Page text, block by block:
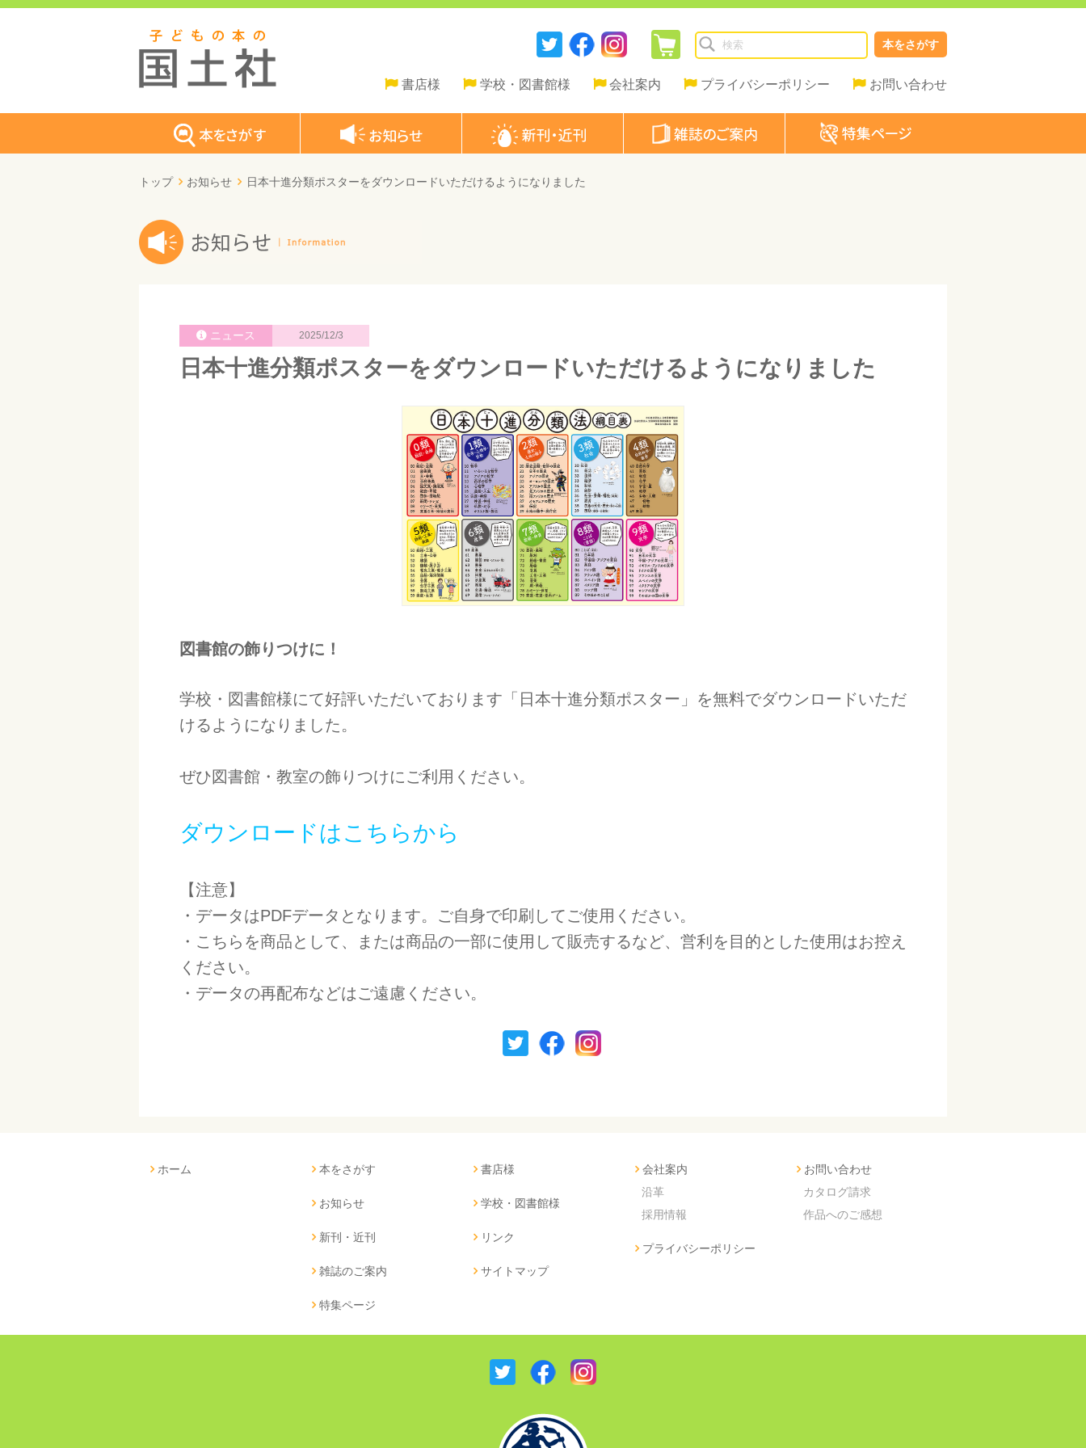
本をさがす
書店様 学校・図書館様 会社案内 プライバシーポリシー お問い合わせ
トップ お知らせ 日本十進分類ポスターをダウンロードいただけるようになりました
ニュース 2025/12/3
日本十進分類ポスターをダウンロードいただけるようになりました
図書館の飾りつけに！
学校・図書館様にて好評いただいております「日本十進分類ポスター」を無料でダウンロードいただ
けるようになりました。
ぜひ図書館・教室の飾りつけにご利用ください。
ダウンロードはこちらから
【注意】
・データはPDFデータとなります。ご自身で印刷してご使用ください。
・こちらを商品として、または商品の一部に使用して販売するなど、営利を目的とした使用はお控え
ください。
・データの再配布などはご遠慮ください。
ホーム 本をさがす
お知らせ
新刊・近刊
雑誌のご案内
特集ページ
書店様
学校・図書館様
リンク
サイトマップ
会社案内
沿革
採用情報
プライバシーポリシー
お問い合わせ
カタログ請求
作品へのご感想